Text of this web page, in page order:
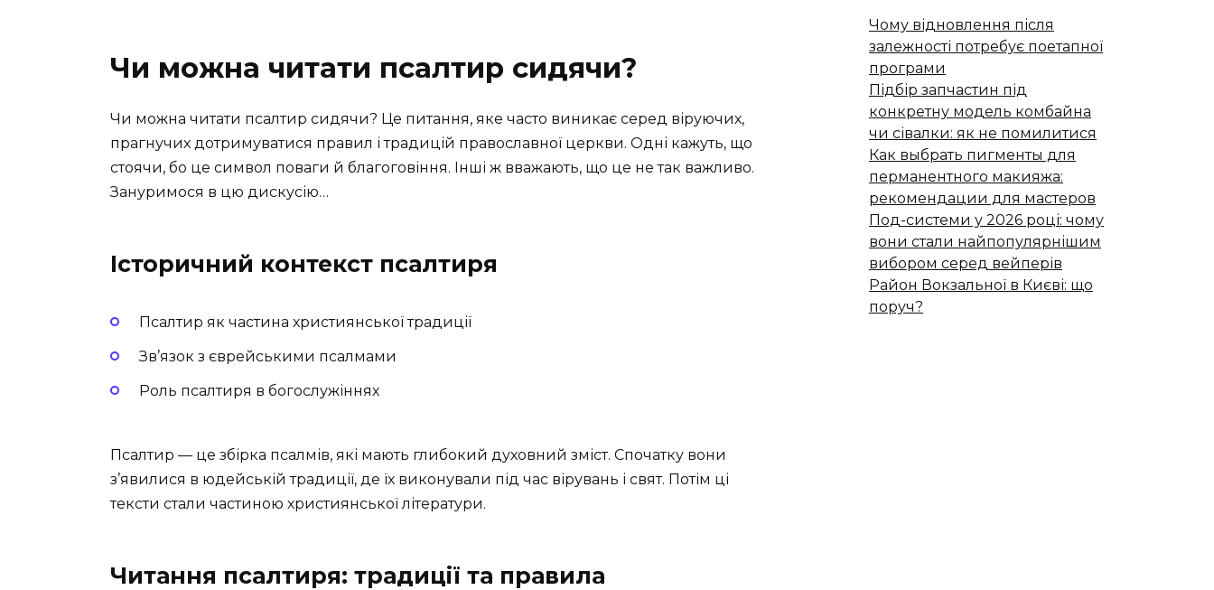
Чи можна читати псалтир сидячи?
Чи можна читати псалтир сидячи? Це питання, яке часто виникає серед віруючих,
прагнучих дотримуватися правил і традицій православної церкви. Одні кажуть, що
стоячи, бо це символ поваги й благоговіння. Інші ж вважають, що це не так важливо.
Зануримося в цю дискусію…
Історичний контекст псалтиря
Псалтир як частина християнської традиції
Зв’язок з єврейськими псалмами
Роль псалтиря в богослужіннях
Псалтир — це збірка псалмів, які мають глибокий духовний зміст. Спочатку вони
з’явилися в юдейській традиції, де їх виконували під час вірувань і свят. Потім ці
тексти стали частиною християнської літератури.
Читання псалтиря: традиції та правила
Чому відновлення після
залежності потребує поетапної
програми
Підбір запчастин під
конкретну модель комбайна
чи сівалки: як не помилитися
Как выбрать пигменты для
перманентного макияжа:
рекомендации для мастеров
Под-системи у 2026 році: чому
вони стали найпопулярнішим
вибором серед вейперів
Район Вокзальної в Києві: що
поруч?